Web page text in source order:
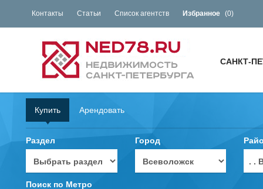
Контакты Статьи Список агентств Избранное (0)
САНКТ-
Купить Арендовать
Раздел Город
. .
Поиск по Метро